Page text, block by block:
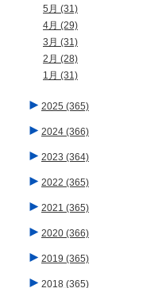
5月 (31)
4月 (29)
3月 (31)
2月 (28)
1月 (31)
► 2025 (365)
► 2024 (366)
► 2023 (364)
► 2022 (365)
► 2021 (365)
► 2020 (366)
► 2019 (365)
► 2018 (365)